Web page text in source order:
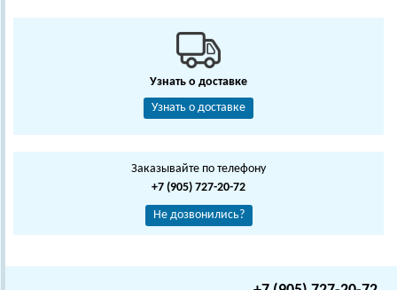
Узнать о доставке
Узнать о доставке
Заказывайте по телефону
+7 (905) 727-20-72
Не дозвонились?